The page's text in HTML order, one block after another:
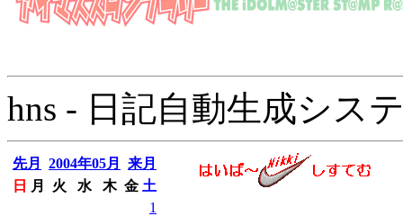
hns - 日記自動生成シス
先月 2004年05月
来月
日
月 火 水 木 金 土
1